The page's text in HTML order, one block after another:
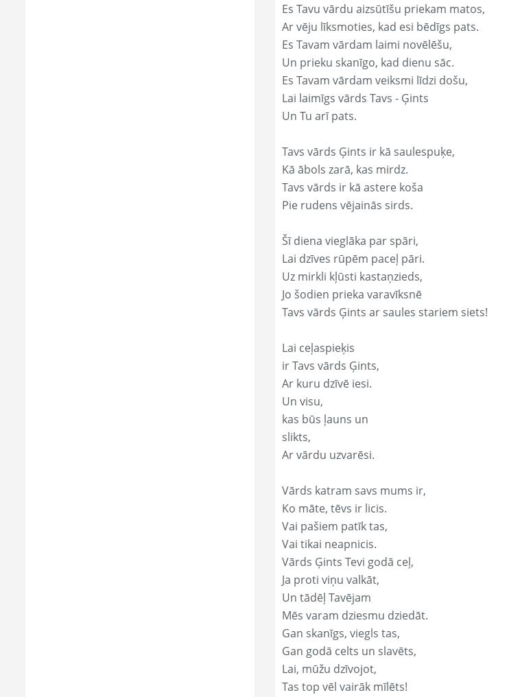
Es Tavu vārdu aizsūtīšu priekam matos,
Ar vēju līksmoties, kad esi bēdīgs pats.
Es Tavam vārdam laimi novēlēšu,
Un prieku skanīgo, kad dienu sāc.
Es Tavam vārdam veiksmi līdzi došu,
Lai laimīgs vārds Tavs - Ģints
Un Tu arī pats.
Tavs vārds Ģints ir kā saulespuķe,
Kā ābols zarā, kas mirdz.
Tavs vārds ir kā astere koša
Pie rudens vējainās sirds.
Šī diena vieglāka par spāri,
Lai dzīves rūpēm paceļ pāri.
Uz mirkli kļūsti kastaņzieds,
Jo šodien prieka varavīksnē
Tavs vārds Ģints ar saules stariem siets!
Lai ceļaspieķis
ir Tavs vārds Ģints,
Ar kuru dzīvē iesi.
Un visu,
kas būs ļauns un
slikts,
Ar vārdu uzvarēsi.
Vārds katram savs mums ir,
Ko māte, tēvs ir licis.
Vai pašiem patīk tas,
Vai tikai neapnicis.
Vārds Ģints Tevi godā ceļ,
Ja proti viņu valkāt,
Un tādēļ Tavējam
Mēs varam dziesmu dziedāt.
Gan skanīgs, viegls tas,
Gan godā celts un slavēts,
Lai, mūžu dzīvojot,
Tas top vēl vairāk mīlēts!